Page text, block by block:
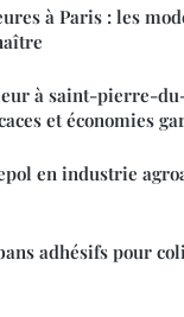
à Paris : les
à saint-pierre-
et économies
en industrie
adhésifs pour